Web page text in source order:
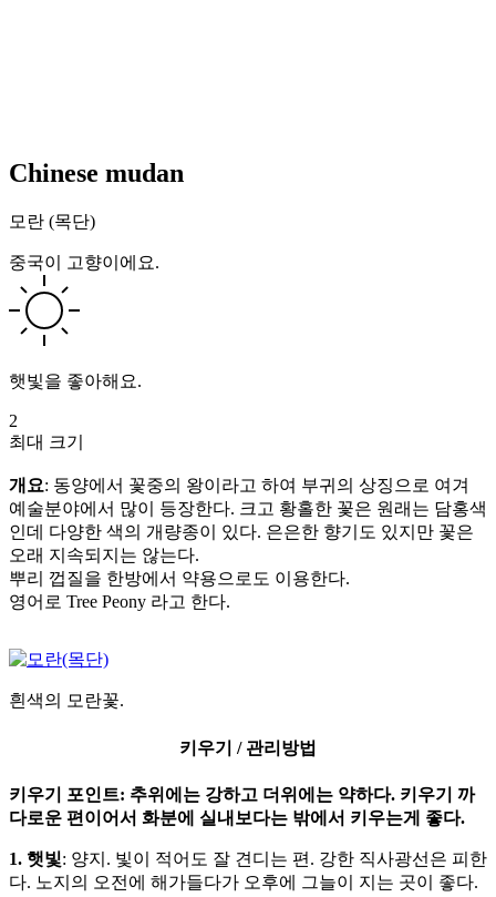
Chinese mudan
모란 (목단)
중국이 고향이에요.
햇빛을 좋아해요.
2
최대 크기
개요: 동양에서 꽃중의 왕이라고 하여 부귀의 상징으로 여겨
예술분야에서 많이 등장한다. 크고 황홀한 꽃은 원래는 담홍색
인데 다양한 색의 개량종이 있다. 은은한 향기도 있지만 꽃은
오래 지속되지는 않는다.
뿌리 껍질을 한방에서 약용으로도 이용한다.
영어로 Tree Peony 라고 한다.
흰색의 모란꽃.
키우기 / 관리방법
키우기 포인트: 추위에는 강하고 더위에는 약하다. 키우기 까
다로운 편이어서 화분에 실내보다는 밖에서 키우는게 좋다.
1. 햇빛: 양지. 빛이 적어도 잘 견디는 편. 강한 직사광선은 피한
다. 노지의 오전에 해가들다가 오후에 그늘이 지는 곳이 좋다.